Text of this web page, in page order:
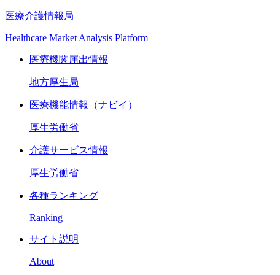
医療介護情報局
Healthcare Market Analysis Platform
医療機関届出情報
地方厚生局
医療機能情報（ナビイ）
厚生労働省
介護サービス情報
厚生労働省
各種ランキング
Ranking
サイト説明
About